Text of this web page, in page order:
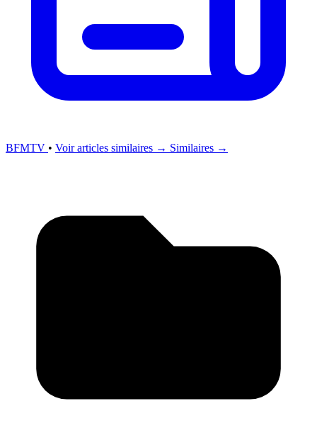
BFMTV • Voir articles similaires → Similaires →